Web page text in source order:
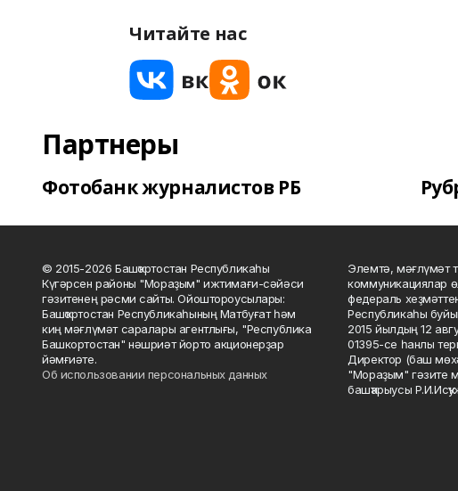
Читайте нас
Партнеры
Фотобанк журналистов РБ
© 2015-2026 Башҡортостан Республикаһы
Күгәрсен районы "Мораҙым" ижтимағи-сәйәси
гәзитенең рәсми сайты. Ойоштороусылары:
Башҡортостан Республикаһының Матбуғат һәм
киң мәғлүмәт саралары агентлығы, "Республика
Башкортостан" нәшриәт йорто акционерҙар
йәмғиәте.
Об использовании персональных данных
Элемтә, мәғлүмәт
коммуникациялар
федераль
Республикаһы
2015 йылдың 12
01395-се һанлы
Директор (баш
"Мораҙым" гәзите
башҡарыусы